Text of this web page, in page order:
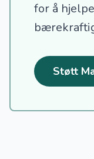
for å
Støtt